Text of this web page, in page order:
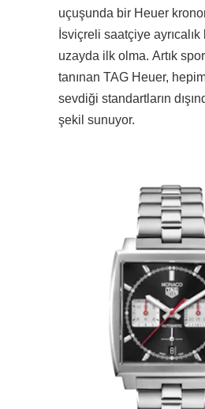
uçuşunda bir Heuer
İsviçreli saatçiye ayrıcalık
uzayda ilk olma. Artık
tanınan TAG Heuer,
sevdiği standartların
şekil sunuyor.